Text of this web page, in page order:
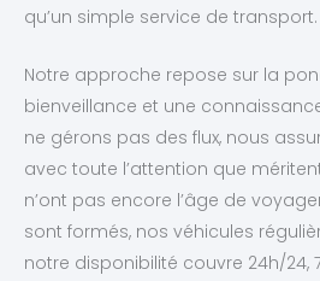
qu’un simple service de transport.
Notre approche repose sur la
bienveillance et une
ne gérons pas des flux, nous
avec toute l’attention que
n’ont pas encore l’âge de
sont formés, nos véhicules
notre disponibilité couvre 24h/24,